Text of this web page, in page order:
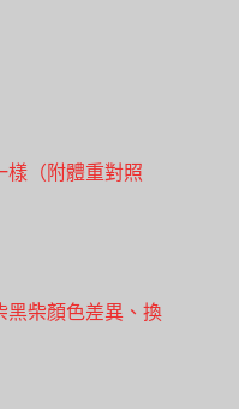
樣（附體重對照